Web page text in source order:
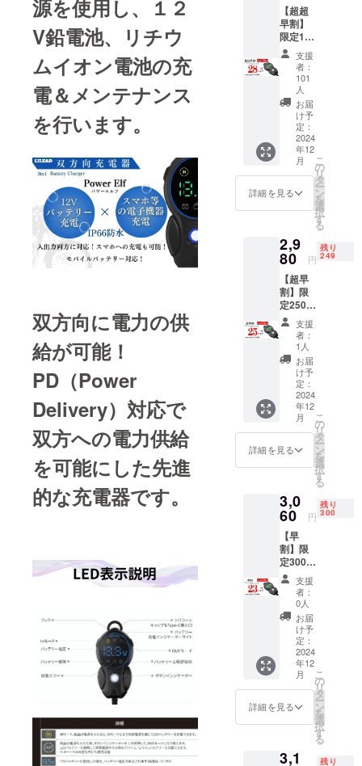
源を使用し、１２
V鉛電池、リチウ
ムイオン電池の充
電＆メンテナンス
を行います。
双方向に電力の供
給が可能！
PD（Power
Delivery）対応で
双方への電力供給
を可能にした先進
的な充電器です。
会社です。
弊社一同は
皆様の生活
をより豊か
にし、素敵
な毎日を
送っていた
に、より良
い商品をい
ち早くお届
けできるこ
日々精進し
てまいりま
【超超
早割】
限定150
名 ・
「Powe
r Elf 双
方向充
電器」×
ラー：
ブラッ
ク
LED表
示色緑
色 一般
格：3，
（税
込）
→2，
860円
（税
込）＋
送料全
国一律
無料 ・
付属品
車体接
続ケー
ブル
（クラ
ンプ
式） 車
体接続
ル（O型
TYPE-C
ケーブ
ル 取扱
説明書/
保証書
【イン
ボイ
ス】 ・
適格請
求書発
行事業
者登録
番号：
あり
（適格
発行事
業者登
のある
支援
者：
101
人
お届
け予
定：
2024
年12
月
詳細を見る
こ
の
リ
タ
ー
ン
を
選
択
す
る
2,9
80 円
残り
249
【超早
割】限
定250名
・
「Powe
r Elf 双
方向充
電器」×
ラー：
ブラッ
ク
LED表
示色緑
色 一般
販売価
980円
（税
込）
→2，
980円
（税
込）＋
送料全
国一律
無料 ・
付属品
車体接
続ケー
ブル
（クラ
ンプ
式） 車
ル（O型
端子）
支援
者：
1人
お届
け予
定：
2024
年12
月
詳細を見る
こ
の
リ
タ
ー
ン
を
選
択
す
る
3,0
60 円
残り
300
【早
割】限
定300名
・
「Powe
r Elf 双
方向充
電器」×
ラー：
ブラッ
ク
LED表
示色緑
色 一般
販売価
980円
支援
者：
0人
お届
け予
定：
2024
年12
月
詳細を見る
こ
の
リ
タ
ー
ン
を
選
択
す
る
3,1 残り